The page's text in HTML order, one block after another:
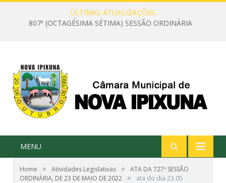
ÚLTIMAS ATUALIZAÇÕES:
807ª (OCTAGÉSIMA SÉTIMA) SESSÃO ORDINÁRIA
MENU
Home » Atividades Legislativas »
ATA DA 727ª SESSÃO
ORDINÁRIA, DE 23 DE MAIO DE 2022 » ata do dia 23.05